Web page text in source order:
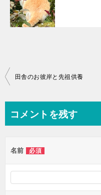
投
ビ
ー
シ
田舎のお彼岸と先祖供養
コメントを残す
名前 必須